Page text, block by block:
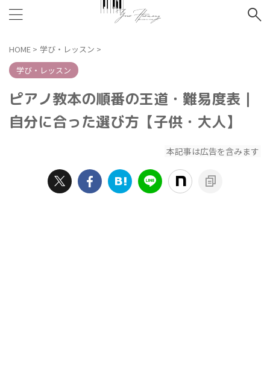
HOME > 学び・レッスン >
学び・レッスン
ピアノ教本の順番の王道・難易度表｜
自分に合った選び方【子供・大人】
本記事は広告を含みます